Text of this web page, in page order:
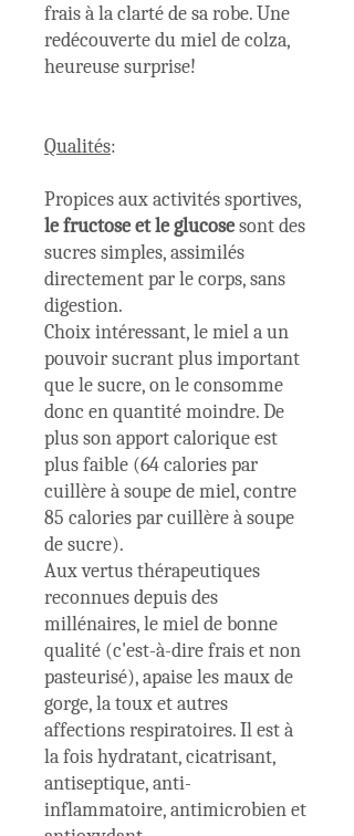
frais à la clarté de sa robe. Une
redécouverte du miel de colza,
heureuse surprise!
Qualités:
Propices aux activités sportives,
le fructose et le glucosesont des
sucres simples, assimilés
directement par le corps, sans
digestion.
Choix intéressant, le miel a un
pouvoir sucrant plus important
que le sucre, on le consomme
donc en quantité moindre. De
plus son apport calorique est
plus faible (64 calories par
cuillère à soupe de miel, contre
85 calories par cuillère à soupe
de sucre).
Aux vertus thérapeutiques
reconnues depuis des
millénaires, le miel de bonne
qualité (c'est-à-dire frais et non
pasteurisé), apaise les maux de
gorge, la toux et autres
affections respiratoires. Il est à
la fois hydratant, cicatrisant,
antiseptique, anti-
inflammatoire, antimicrobien et